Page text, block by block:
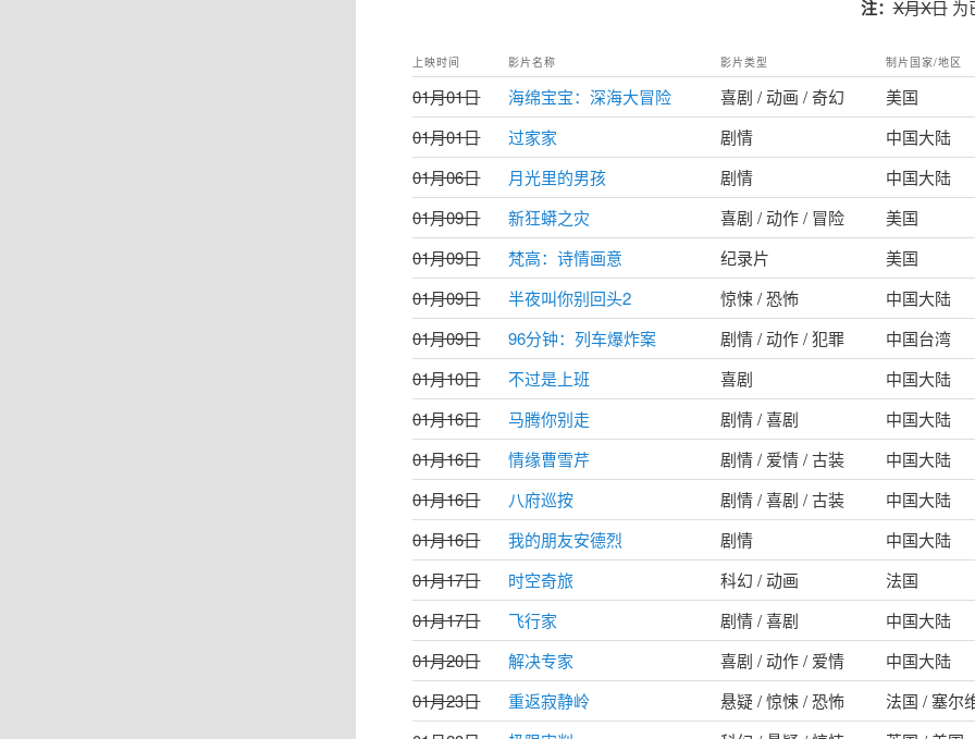
注：X月X日为
上映时间 影片名称 影片类型 制片国家/地区
01月01日 海绵宝宝：深海大冒险 喜剧 / 动画 / 奇幻
美国
01月01日
过家家 剧情
中国大陆
01月06日
月光里的男孩 剧情
中国大陆
01月09日
新狂蟒之灾 喜剧 / 动作 / 冒险
美国
01月09日
梵高：诗情画意 纪录片
美国
01月09日
半夜叫你别回头2 惊悚 / 恐怖
中国大陆
01月09日
96分钟：列车爆炸案 剧情 / 动作 / 犯罪
中国台湾
01月10日
不过是上班 喜剧
中国大陆
01月16日
马腾你别走 剧情 / 喜剧
中国大陆
01月16日
情缘曹雪芹 剧情 / 爱情 / 古装
中国大陆
01月16日
八府巡按 剧情 / 喜剧 / 古装
中国大陆
01月16日
我的朋友安德烈 剧情
中国大陆
01月17日
时空奇旅 科幻 / 动画
法国
01月17日
飞行家 剧情 / 喜剧
中国大陆
01月20日
解决专家 喜剧 / 动作 / 爱情
中国大陆
01月23日
重返寂静岭 悬疑 / 惊悚 / 恐怖
法国 / 塞尔